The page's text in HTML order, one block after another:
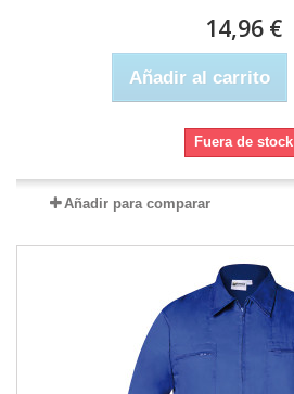
14,96 €
Añadir al carrito
Fuera de stock
Añadir para comparar